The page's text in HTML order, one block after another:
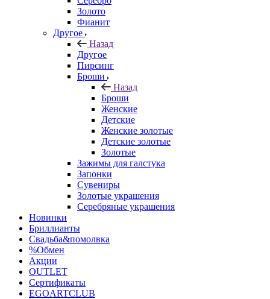
Золото
Фианит
Другое
Назад
Другое
Пирсинг
Броши
Назад
Броши
Женские
Детские
Женские золотые
Детские золотые
Золотые
Зажимы для галстука
Запонки
Сувениры
Золотые украшения
Серебряные украшения
Новинки
Бриллианты
Свадьба&помолвка
%Обмен
Акции
OUTLET
Сертификаты
EGOARTCLUB